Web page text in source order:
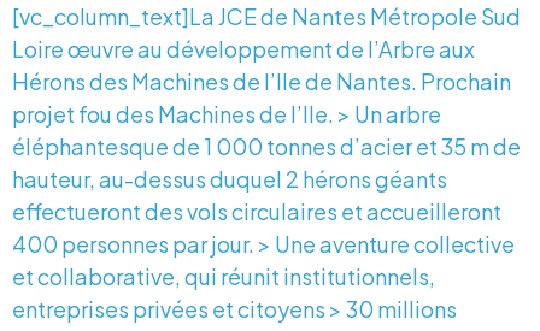
[vc_column_text]La JCE de Nantes Métropole Sud
Loire œuvre au développement de l’Arbre aux
Hérons des Machines de l’Ile de Nantes. Prochain
projet fou des Machines de l’Ile. > Un arbre
éléphantesque de 1 000 tonnes d’acier et 35 m de
hauteur, au-dessus duquel 2 hérons géants
effectueront des vols circulaires et accueilleront
400 personnes par jour. > Une aventure collective
et collaborative, qui réunit institutionnels,
entreprises privées et citoyens > 30 millions